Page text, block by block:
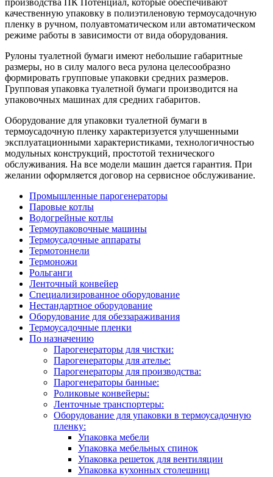
производства ПК Потенциал, которые обеспечивают
качественную упаковку в полиэтиленовую термоусадочную
пленку в ручном, полуавтоматическом или автоматическом
режиме работы в зависимости от вида оборудования.
Рулоны туалетной бумаги имеют небольшие габаритные
размеры, но в силу малого веса рулона целесообразно
формировать групповые упаковки средних размеров.
Групповая упаковка туалетной бумаги производится на
упаковочных машинах для средних габаритов.
Оборудование для упаковки туалетной бумаги в
термоусадочную пленку характеризуется улучшенными
эксплуатационными характеристиками, технологичностью
модульных конструкций, простотой технического
обслуживания. На все модели машин дается гарантия. При
желании оформляется договор на сервисное обслуживание.
Промышленные парогенераторы
Паровые котлы
Водогрейные котлы
Термоупаковочные машины
Термоусадочные аппараты
Термотоннели
Термоножи
Рольганги
Ленточный конвейер
Специализированное оборудование
Нестандартное оборудование
Оборудование для обеззараживания
Термоусадочные пленки
По назначению
Парогенераторы для чистки:
Парогенераторы для ателье:
Парогенераторы для производства:
Парогенераторы банные:
Роликовые конвейеры:
Ленточные транспортеры:
Оборудование для упаковки в термоусадочную
пленку:
Упаковка мебели
Упаковка мебельных спинок
Упаковка решеток для вентиляции
Упаковка кухонных столешниц